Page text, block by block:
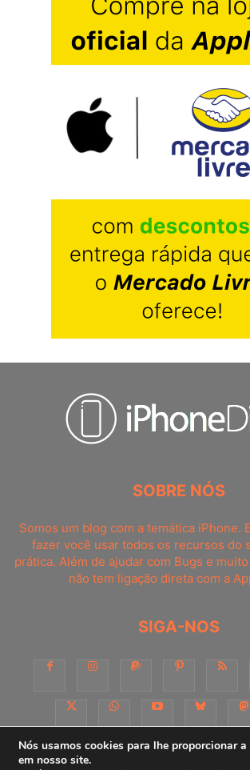
SOBRE NÓS
Somos um blog com a temática iPhone.
fazer você usar todos os recursos do
prática. Além de ajudar com Bugs e
não tem ligação direta com a
SIGA-NOS
Nós usamos cookies para lhe proporcionar
em nosso site.